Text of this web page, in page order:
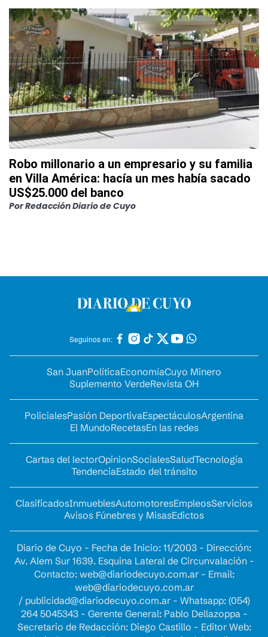
Robo millonario a un empresario y su familia
en Villa América: hacía un mes había sacado
US$25.000 del banco
PorRedacción Diario de Cuyo
Seguinos en:
San JuanPolíticaEconomíaCuyo Minero
Suplemento VerdeRevista OH
PolicialesPasión DeportivaEspectáculosArgentina
El MundoRecetasEn las redes
Cartas del lectorOpinionSocialesSaludTecnología
TendenciaEstado del tránsito
ClasificadosInmueblesAutomotoresEmpleosServicios
Avisos Fúnebres y MisasEdictos
Diario de Cuyo - Fecha de Inicio: 11/2003 - Dirección:
Av. Alem Sur 1639. Esquina Lateral de Circunvalación -
Contacto: web@diariodecuyo.com.ar- Email:
web@diariodecuyo.com.ar
/ publicidad@diariodecuyo.com.ar- Whatsapp: (054)
264 5045343 - Gerente General: Pablo Dellazoppa -
Secretario de Redacción: Diego Castillo - Editor Web: